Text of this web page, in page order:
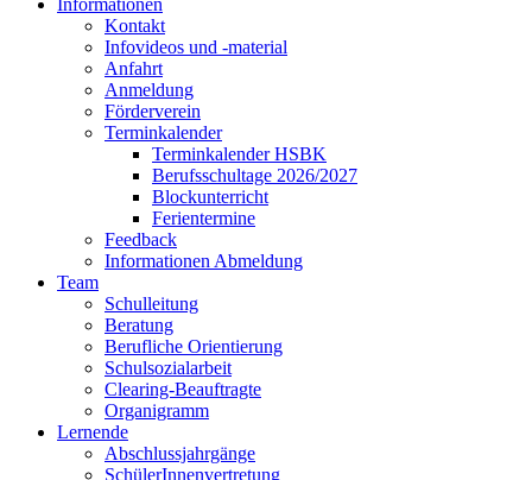
Informationen
Kontakt
Infovideos und -material
Anfahrt
Anmeldung
Förderverein
Terminkalender
Terminkalender HSBK
Berufsschultage 2026/2027
Blockunterricht
Ferientermine
Feedback
Informationen Abmeldung
Team
Schulleitung
Beratung
Berufliche Orientierung
Schulsozialarbeit
Clearing-Beauftragte
Organigramm
Lernende
Abschlussjahrgänge
SchülerInnenvertretung